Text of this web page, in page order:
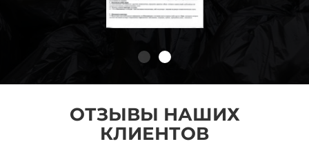
ОТЗЫВЫ НАШИХ
КЛИЕНТОВ